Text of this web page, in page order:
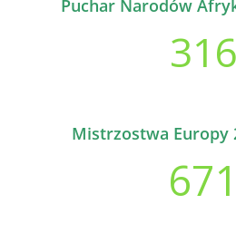
Puchar Narodów
316
Mistrzostwa Europy
671